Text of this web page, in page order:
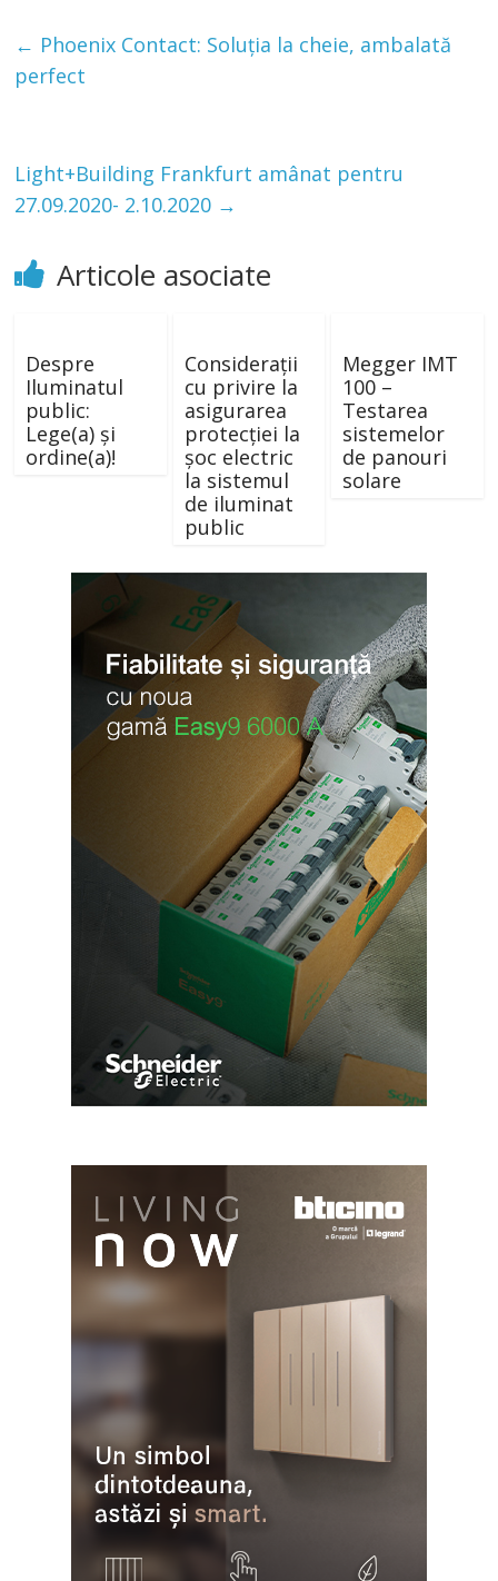
← Phoenix Contact: Soluția la cheie, ambalată
perfect
Light+Building Frankfurt amânat pentru
27.09.2020- 2.10.2020 →
Articole asociate
Despre
Iluminatul
public:
Lege(a) și
ordine(a)!
Considerații
cu privire la
asigurarea
protecției la
șoc electric
la sistemul
de iluminat
public
Megger IMT
100 –
Testarea
sistemelor
de panouri
solare